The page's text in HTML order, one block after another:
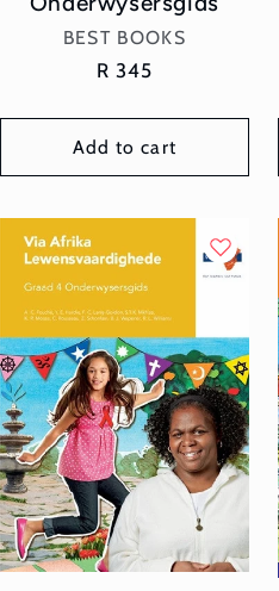
Vendor:
BEST BOOKS
Regular
R 345
Add to cart